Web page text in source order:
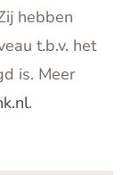
hebben
t.b.v. het
is. Meer
.